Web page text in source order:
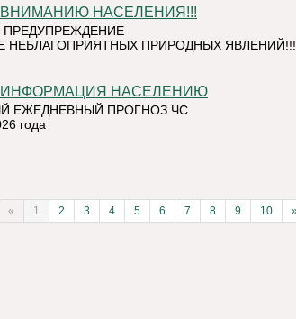
ВНИМАНИЮ НАСЕЛЕНИЯ!!!
ПРЕДУПРЕЖДЕНИЕ
НЕБЛАГОПРИЯТНЫХ ПРИРОДНЫХ ЯВЛЕНИЙ!!!
ИНФОРМАЦИЯ НАСЕЛЕНИЮ
ЕЖЕДНЕВНЫЙ ПРОГНОЗ ЧС
года
« 1 2 3 4 5 6 7 8 9 10